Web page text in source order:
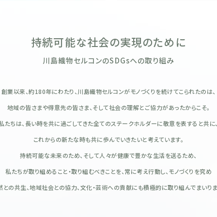
持続可能な社会の実現のために
川島織物セルコンのSDGsへの取り組み
創業以来、約180年にわたり、川島織物セルコンがモノづくりを続けてこられたのは、
地域の皆さまや得意先の皆さま、そして社会の理解とご協力があったからこそ。
たちは、長い時を共に過ごしてきた全てのステークホルダーに敬意を表すると共に
これからの新たな時も共に歩んでいきたいと考えています。
持続可能な未来のため、そして人々が健康で豊かな生活を送るため、
私たちが取り組めること・取り組むべきことを、常に考え行動し、モノづくりを究め
との共生、地域社会との協力、文化・芸術への貢献にも積極的に取り組んでまいりま